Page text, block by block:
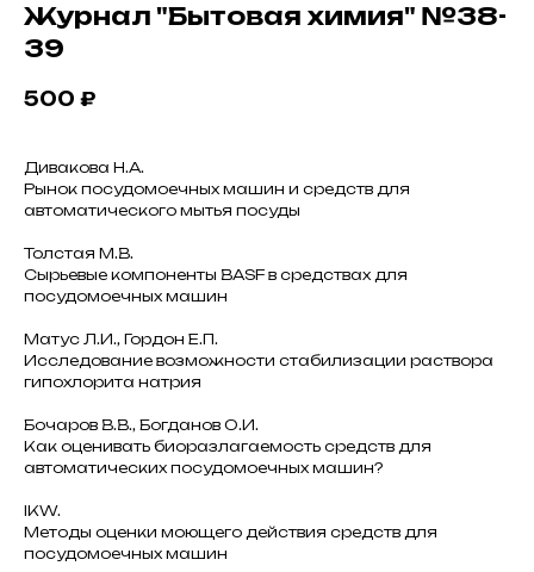
Журнал "Бытовая химия" №38-
39
500 ₽
Дивакова Н.А.
Рынок посудомоечных машин и средств для
автоматического мытья посуды
Толстая М.В.
Сырьевые компоненты BASF в средствах для
посудомоечных машин
Матус Л.И., Гордон Е.П.
Исследование возможности стабилизации раствора
гипохлорита натрия
Бочаров В.В., Богданов О.И.
Как оценивать биоразлагаемость средств для
автоматических посудомоечных машин?
IKW.
Методы оценки моющего действия средств для
посудомоечных машин